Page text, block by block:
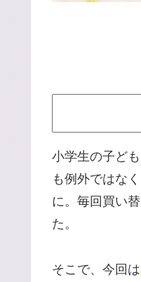
小学生の子ど
も例外ではな
に。毎回買い
た。
そこで、今回は